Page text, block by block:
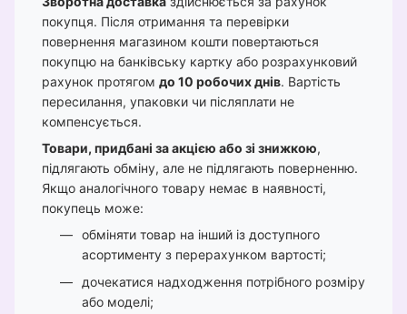
покупця. Після отримання та перевірки
повернення магазином кошти повертаються
покупцю на банківську картку або розрахунковий
рахунок протягом до 10 робочих днів. Вартість
пересилання, упаковки чи післяплати не
компенсується.
Товари, придбані за акцією або зі знижкою,
підлягають обміну, але не підлягають поверненню.
Якщо аналогічного товару немає в наявності,
покупець може:
обміняти товар на інший із доступного
асортименту з перерахунком вартості;
дочекатися надходження потрібного розміру
або моделі;